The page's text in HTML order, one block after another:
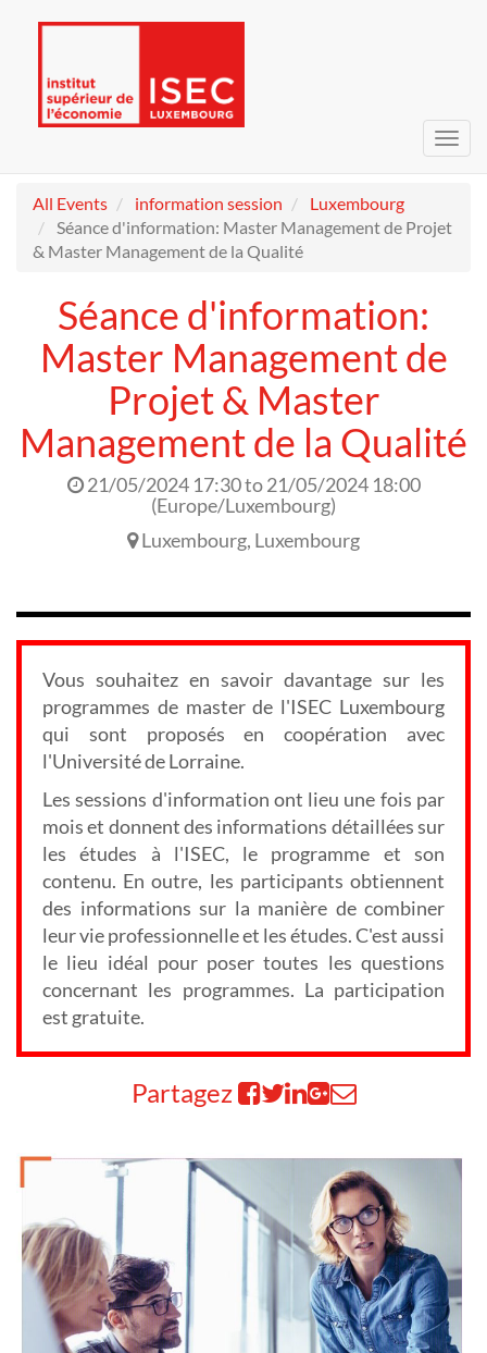
All Events
information session
Luxembourg
Séance d'information: Master Management de Projet
& Master Management de la Qualité
Séance d'information:
Master Management de
Projet & Master
Management de la Qualité
21/05/2024 17:30to21/05/2024 18:00
(Europe/Luxembourg)
Luxembourg, Luxembourg
Vous souhaitez en savoir davantage sur les
programmes de master de l'ISEC Luxembourg
qui sont proposés en coopération avec
l'Université de Lorraine.
Les sessions d'information ont lieu une fois par
mois et donnent des informations détaillées sur
les études à l'ISEC, le programme et son
contenu. En outre, les participants obtiennent
des informations sur la manière de combiner
leur vie professionnelle et les études. C'est aussi
le lieu idéal pour poser toutes les questions
concernant les programmes. La participation
est gratuite.
Partagez